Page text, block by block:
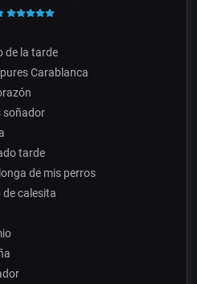
de la tarde
Carablanca
soñador
tarde
de mis perros
de calesita